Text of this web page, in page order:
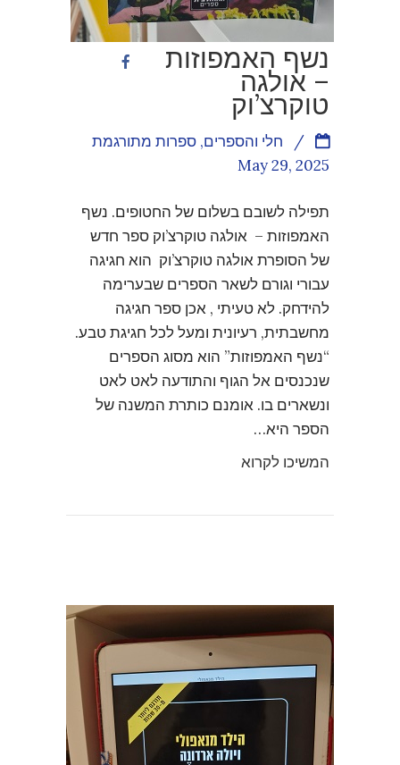
נשף האמפוזות
– אולגה
טוקרצ’וק
חלי והספרים, ספרות מתורגמת
/
May 29, 2025
תפילה לשובם בשלום של החטופים. נשף
האמפוזות – אולגה טוקרצ’וק ספר חדש
של הסופרת אולגה טוקרצ’וק הוא חגיגה
עבורי וגורם לשאר הספרים שבערימה
להידחק. לא טעיתי , אכן ספר חגיגה
מחשבתית, רעיונית ומעל לכל חגיגת טבע.
“נשף האמפוזות” הוא מסוג הספרים
שנכנסים אל הגוף והתודעה לאט לאט
ונשארים בו. אומנם כותרת המשנה של
הספר היא…
המשיכו לקרוא